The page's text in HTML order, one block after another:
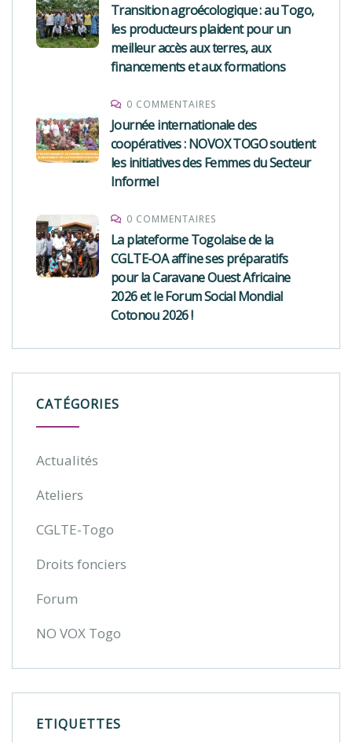
Transition agroécologique : au Togo,
les producteurs plaident pour un
meilleur accès aux terres, aux
financements et aux formations
0 COMMENTAIRES
Journée internationale des
coopératives : NOVOX TOGO soutient
les initiatives des Femmes du Secteur
Informel
0 COMMENTAIRES
La plateforme Togolaise de la
CGLTE-OA affine ses préparatifs
pour la Caravane Ouest Africaine
2026 et le Forum Social Mondial
Cotonou 2026 !
CATÉGORIES
Actualités
Ateliers
CGLTE-Togo
Droits fonciers
Forum
NO VOX Togo
ETIQUETTES